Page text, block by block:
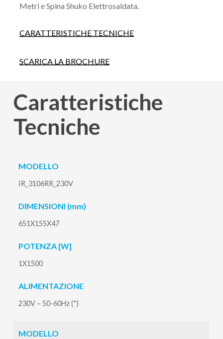
Metri e Spina Shuko Elettrosaldata.
CARATTERISTICHE TECNICHE
SCARICA LA BROCHURE
Caratteristiche
Tecniche
MODELLO
IR_3106RR_230V
DIMENSIONI (mm)
651X155X47
POTENZA [W]
1X1500
ALIMENTAZIONE
230V – 50-60Hz (*)
MODELLO